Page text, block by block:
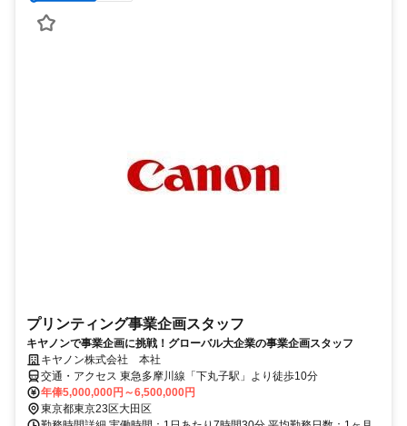
プリンティング事業企画スタッフ
キヤノンで事業企画に挑戦！グローバル大企業の事業企画スタッフ
キヤノン株式会社 本社
交通・アクセス 東急多摩川線「下丸子駅」より徒歩10分
年俸5,000,000円～6,500,000円
東京都東京23区大田区